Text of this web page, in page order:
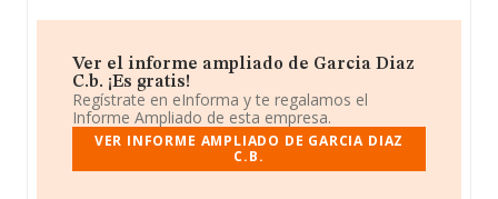
Ver el informe ampliado de Garcia Diaz
C.b. ¡Es gratis!
Regístrate en eInforma y te regalamos el
Informe Ampliado de esta empresa.
VER INFORME AMPLIADO DE GARCIA DIAZ
C.B.